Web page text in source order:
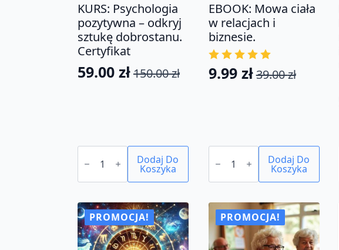
KURS: Psychologia
pozytywna – odkryj
sztukę dobrostanu.
Certyfikat
150.00zł
Pierwotna
59.00 zł
Aktualna
ilość
KURS:
Psychologia
pozytywna
sztukę
dobrostanu.
Certyfikat
Dodaj Do
Koszyka
EBOOK: Mowa ciała
w relacjach i
biznesie.
39.00zł
Pierwotna
9.99 zł
Aktualna
ilość
EBOOK:
Mowa
ciała
i
biznesie.
Dodaj Do
Koszyka
PROMOCJA! PROMOCJA!